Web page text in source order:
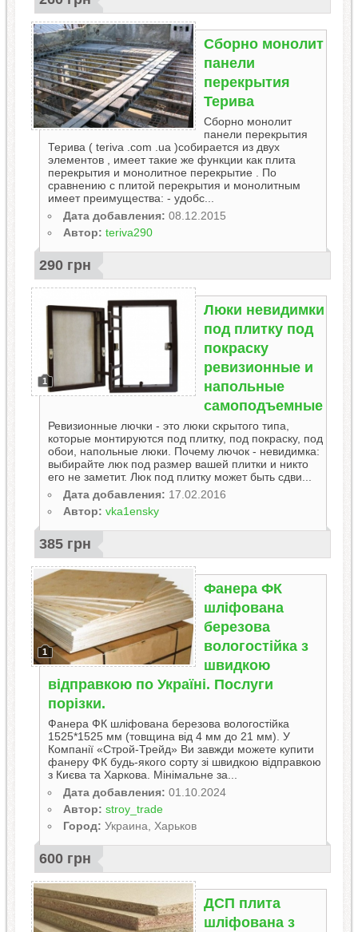
Cборно монолит
панели
перекрытия
Терива
Cборно монолит
панели перекрытия
Терива ( teriva .com .ua )собирается из двух
элементов , имеет такие же функции как плита
перекрытия и монолитное перекрытие . По
сравнению с плитой перекрытия и монолитным
имеет преимущества: - удобс...
Дата добавления: 08.12.2015
Автор: teriva290
290 грн
1
Люки невидимки
под плитку под
покраску
ревизионные и
напольные
самоподъемные
Ревизионные лючки - это люки скрытого типа,
которые монтируются под плитку, под покраску, под
обои, напольные люки. Почему лючок - невидимка:
выбирайте люк под размер вашей плитки и никто
его не заметит. Люк под плитку может быть сдви...
Дата добавления: 17.02.2016
Автор: vka1ensky
385 грн
1
Фанера ФК
шліфована
березова
вологостійка з
швидкою
відправкою по Україні. Послуги
порізки.
Фанера ФК шліфована березова вологостійка
1525*1525 мм (товщина від 4 мм до 21 мм). У
Компанії «Строй-Трейд» Ви завжди можете купити
фанеру ФК будь-якого сорту зі швидкою відправкою
з Києва та Харкова. Мінімальне за...
Дата добавления: 01.10.2024
Автор: stroy_trade
Город: Украина, Харьков
600 грн
ДСП плита
шліфована з